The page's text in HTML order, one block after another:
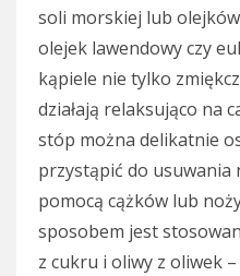
soli morskiej lub
olejek lawendowy czy
kąpiele nie tylko
działają relaksująco na
stóp można delikatnie
przystąpić do usuwania
pomocą cążków lub
sposobem jest
z cukru i oliwy z oliwek